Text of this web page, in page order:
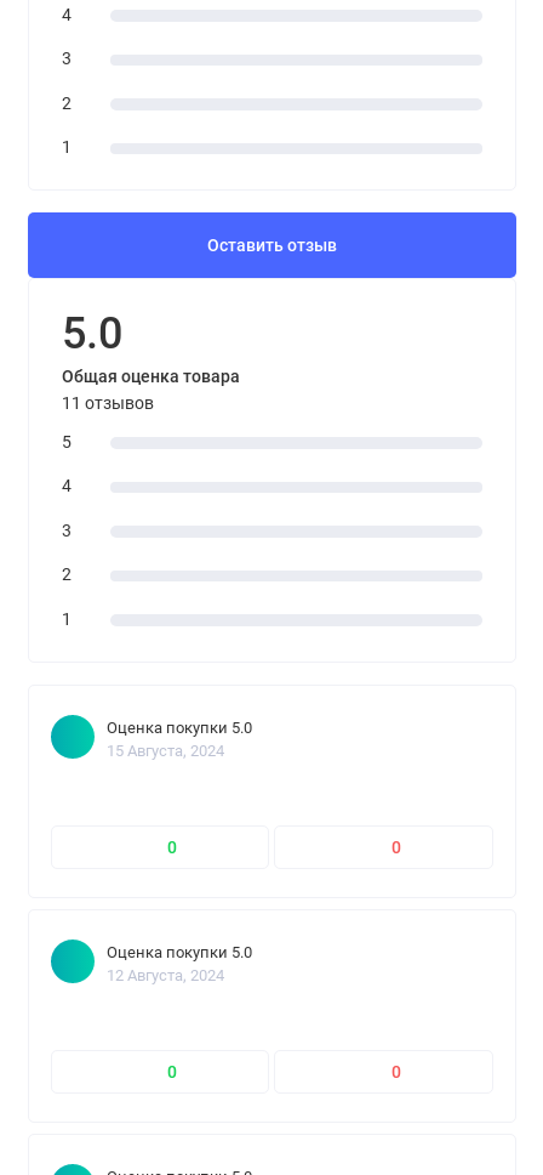
4
3
2
1
Оставить отзыв
5.0
Общая оценка товара
11 отзывов
5
4
3
2
1
Оценка покупки 5.0
15 Августа, 2024
0 0
Оценка покупки 5.0
12 Августа, 2024
0 0